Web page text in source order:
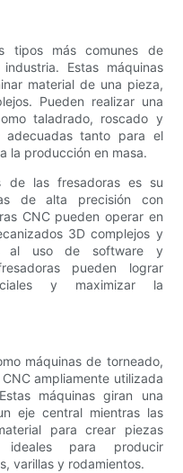
tipos más comunes de
Estas máquinas
material de una pieza,
Pueden realizar una
taladrado, roscado y
adecuadas tanto para el
la producción en masa.
de las fresadoras es su
de alta precisión con
CNC pueden operar en
3D complejos y
al uso de software y
pueden lograr
y maximizar la
máquinas de torneado,
ampliamente utilizada
máquinas giran una
eje central mientras las
para crear piezas
para producir
varillas y rodamientos.